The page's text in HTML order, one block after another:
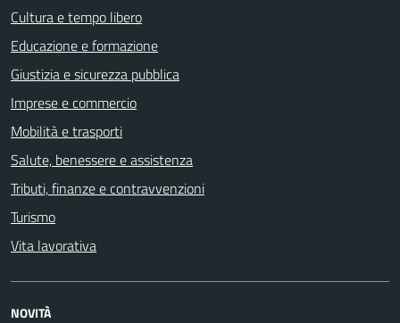
Cultura e tempo libero
Educazione e formazione
Giustizia e sicurezza pubblica
Imprese e commercio
Mobilità e trasporti
Salute, benessere e assistenza
Tributi, finanze e contravvenzioni
Turismo
Vita lavorativa
NOVITÀ